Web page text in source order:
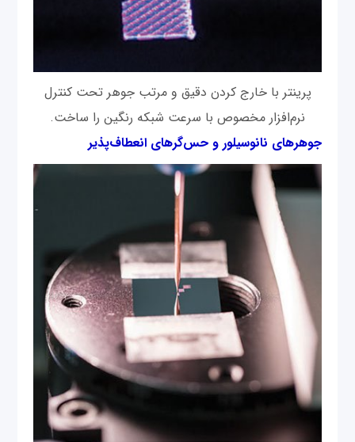
پرینتر با خارج کردن دقیق و مرتب جوهر تحت کنترل
نرم‌افزار مخصوص با سرعت شبکه رنگین را ساخت.
جوهرهای نانوسیلور و حس‌گرهای انعطاف‌پذیر